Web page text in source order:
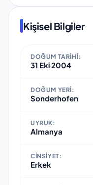
Kişisel Bilgiler
DOĞUM TARIHI:
31 Eki 2004
DOĞUM YERI:
Sonderhofen
UYRUK:
Almanya
CINSIYET:
Erkek